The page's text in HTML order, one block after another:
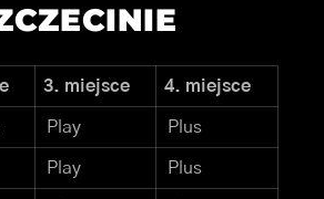
3. miejsce 4. miejsce
Play Plus
Play Plus